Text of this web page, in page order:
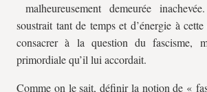
malheureusement demeurée
soustrait tant de temps et d’énergie à
consacrer à la question du fascisme,
primordiale qu’il lui accordait.
Comme on le sait, définir la notion de «